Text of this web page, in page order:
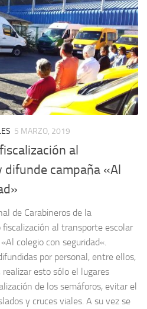
5 MARZO, 2019
al
campaña «Al
de Carabineros de la
fiscalización al transporte escolar
colegio con seguridad«.
por personal, entre ellos,
esto sólo el lugares
de los semáforos, evitar el
y cruces viales. A su vez se